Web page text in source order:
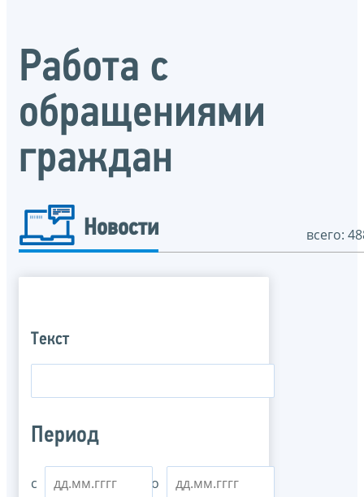
Работа с
обращениями
граждан
Новости всего:
Текст
Период
с по